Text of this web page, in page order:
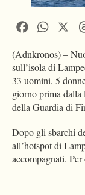
Facebook
(Adnkronos) –
sull’isola di
33 uomini, 5
giorno prima dalla
della Guardia di
Dopo gli sbarchi
all’hotspot di
accompagnati.